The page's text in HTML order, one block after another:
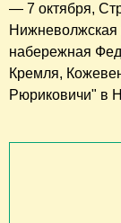
— 7 октября,
Нижневолжская
набережная
Кремля,
Рюриковичи" в